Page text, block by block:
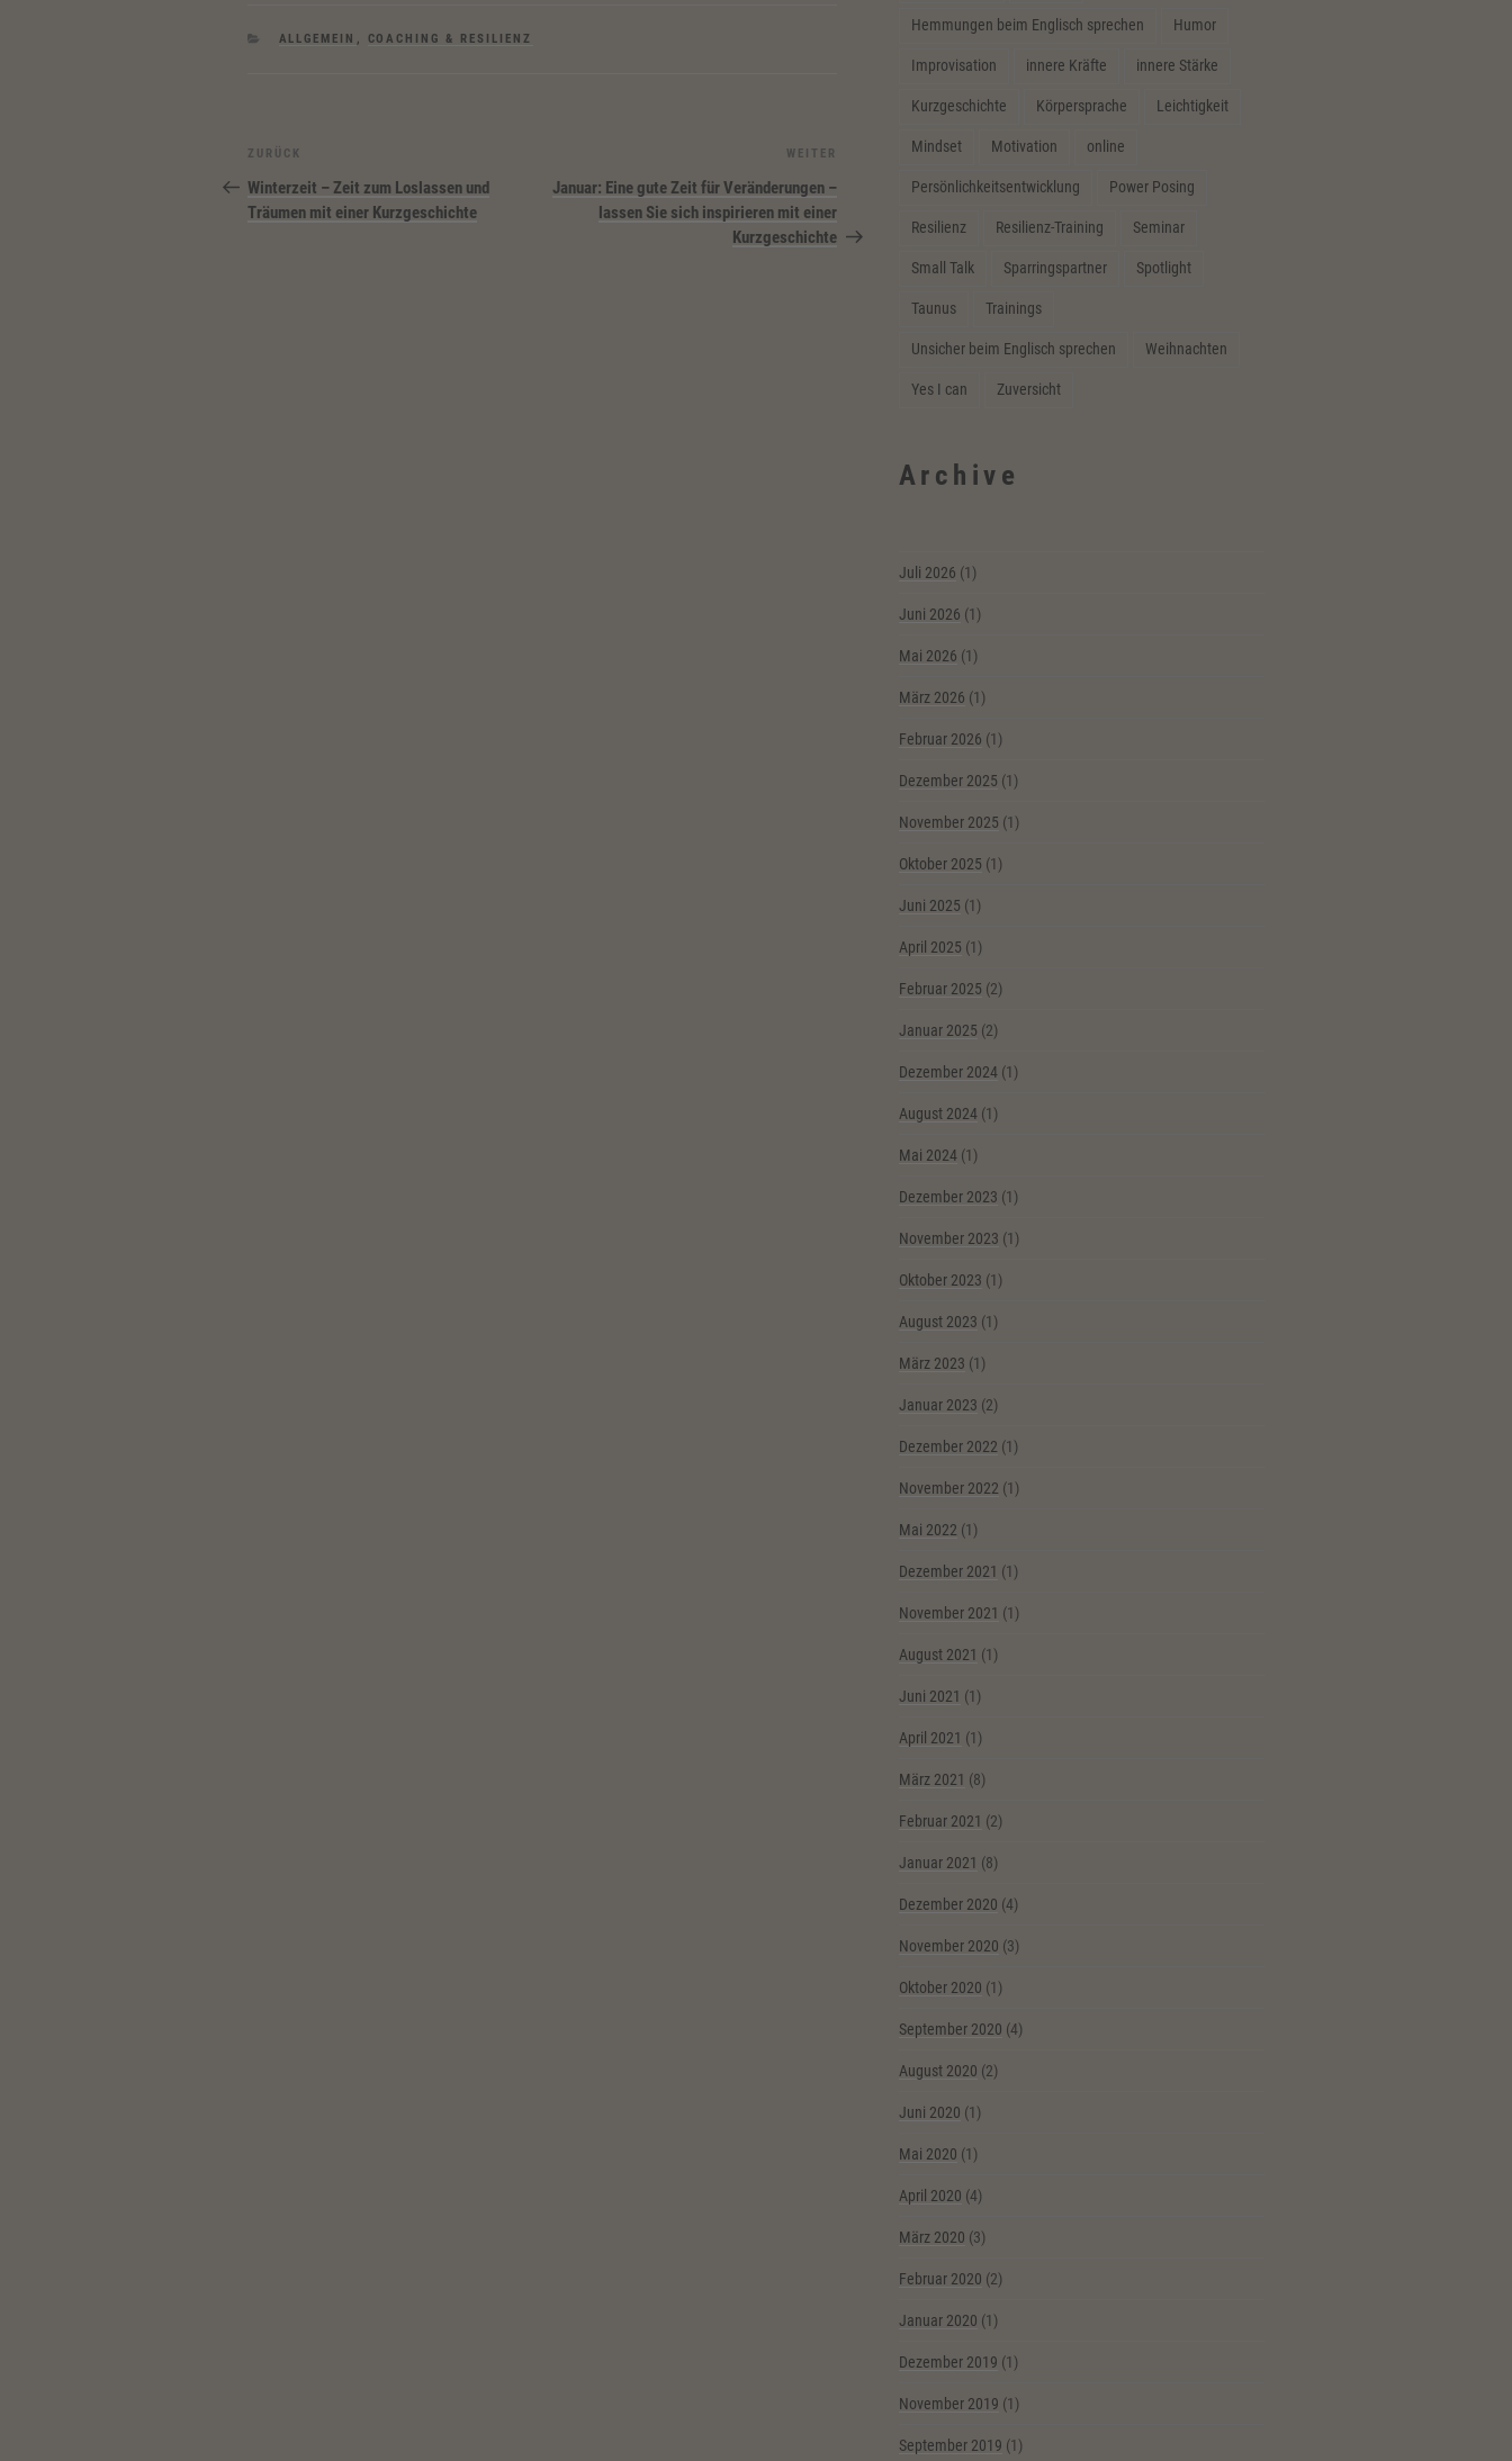
KATEGORIEN
ALLGEMEIN , COACHING & RESILIENZ
Beitragsnavigation
Vorheriger
Beitrag
ZURÜCK
Winterzeit – Zeit zum Loslassen und
Träumen mit einer Kurzgeschichte
WEITER
Januar: Eine gute Zeit für Veränderungen –
lassen Sie sich inspirieren mit einer
Kurzgeschichte
Hemmungen beim Englisch sprechen Humor
Improvisation innere Kräfte innere Stärke
Kurzgeschichte Körpersprache Leichtigkeit
Mindset Motivation online
Persönlichkeitsentwicklung Power Posing
Resilienz Resilienz-Training Seminar
Small Talk Sparringspartner Spotlight
Taunus Trainings
Unsicher beim Englisch sprechen Weihnachten
Yes I can Zuversicht
Archive
Juli 2026 (1)
Juni 2026 (1)
Mai 2026 (1)
März 2026 (1)
Februar 2026 (1)
Dezember 2025 (1)
November 2025 (1)
Oktober 2025 (1)
Juni 2025 (1)
April 2025 (1)
Februar 2025 (2)
Januar 2025 (2)
Dezember 2024(1)
August 2024(1)
Mai 2024(1)
Dezember 2023 (1)
November 2023 (1)
Oktober 2023 (1)
August 2023 (1)
März 2023 (1)
Januar 2023 (2)
Dezember 2022 (1)
November 2022 (1)
Mai 2022 (1)
Dezember 2021 (1)
November 2021 (1)
August 2021 (1)
Juni 2021 (1)
April 2021 (1)
März 2021 (8)
Februar 2021 (2)
Januar 2021 (8)
Dezember 2020 (4)
November 2020 (3)
Oktober 2020 (1)
September 2020 (4)
August 2020 (2)
Juni 2020 (1)
Mai 2020 (1)
April 2020 (4)
März 2020 (3)
Februar 2020 (2)
Januar 2020 (1)
Dezember 2019 (1)
November 2019 (1)
September 2019 (1)